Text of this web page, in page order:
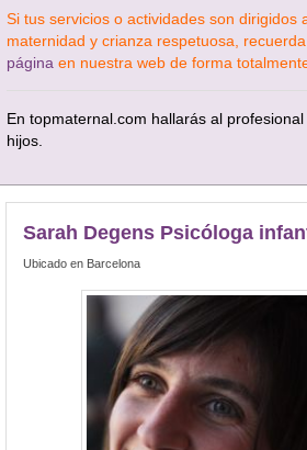
Si tus servicios o actividades son dirigidos
maternidad y crianza respetuosa,
página en nuestra web de forma
En topmaternal.com hallarás al
hijos.
Sarah Degens Psicóloga
Ubicado en Barcelona